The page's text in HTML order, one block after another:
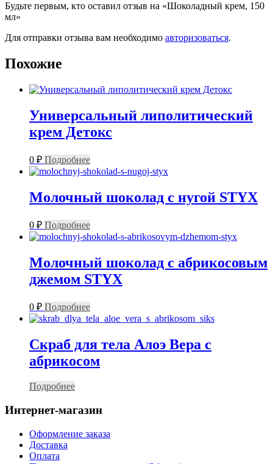
Будьте первым, кто оставил отзыв на «Шоколадный крем, 150
мл»
Для отправки отзыва вам необходимо авторизоваться.
Похожие
Универсальный липолитический
крем Детокс
0 ₽ Подробнее
Молочный шоколад с нугой STYX
0 ₽ Подробнее
Молочный шоколад с абрикосовым
джемом STYX
0 ₽ Подробнее
Скраб для тела Алоэ Вера с
абрикосом
Подробнее
Интернет-магазин
Оформление заказа
Доставка
Оплата